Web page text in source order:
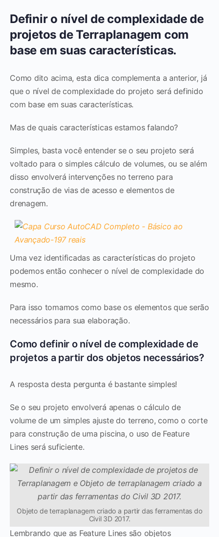
Definir o nível de complexidade de
projetos de Terraplanagem com
base em suas características.
Como dito acima, esta dica complementa a anterior, já
que o nível de complexidade do projeto será definido
com base em suas características.
Mas de quais características estamos falando?
Simples, basta você entender se o seu projeto será
voltado para o simples cálculo de volumes, ou se além
disso envolverá intervenções no terreno para
construção de vias de acesso e elementos de
drenagem.
Uma vez identificadas as características do projeto
podemos então conhecer o nível de complexidade do
mesmo.
Para isso tomamos como base os elementos que serão
necessários para sua elaboração.
Como definir o nível de complexidade de
projetos a partir dos objetos necessários?
A resposta desta pergunta é bastante simples!
Se o seu projeto envolverá apenas o cálculo de
volume de um simples ajuste do terreno, como o corte
para construção de uma piscina, o uso de Feature
Lines será suficiente.
Objeto de terraplanagem criado a partir das ferramentas do
Civil 3D 2017.
Lembrando que as Feature Lines são objetos